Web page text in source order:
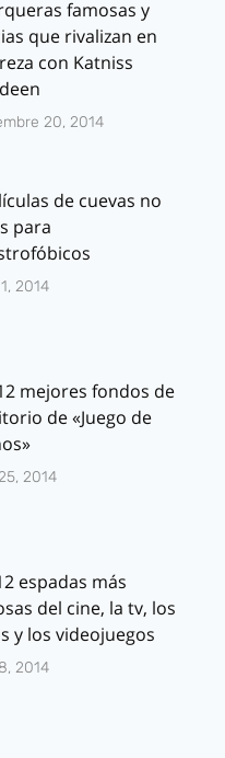
famosas y
que rivalizan en
con Katniss
20, 2014
de cuevas no
para
2014
mejores fondos de
de «Juego de
2014
espadas más
del cine, la tv, los
y los videojuegos
2014